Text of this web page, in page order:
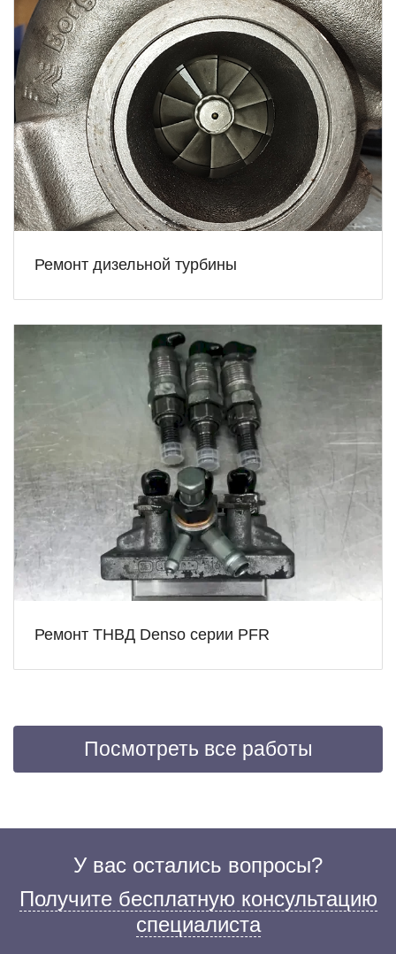
Ремонт дизельной турбины
Ремонт ТНВД Denso серии PFR
Посмотреть все работы
У вас остались вопросы?
Получите бесплатную консультацию
специалиста